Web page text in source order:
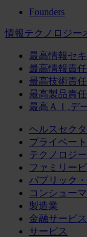
Founders
情報テクノロジー
最高情報セ
最高情報責
最高技術責
最高製品責
最高ＡＩ,デ
ヘルスセク
プライベー
テクノロジ
ファミリー
パブリック
コンシュー
製造業
金融サービス
サービス